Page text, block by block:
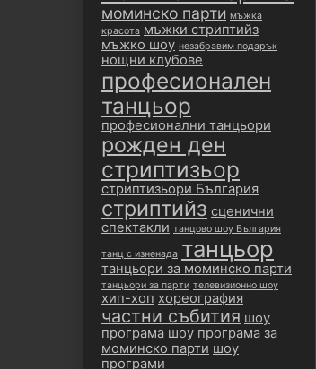
моминско парти мъжка
красота мъжки стриптийз
мъжко шоу незабравим подарък
нощни клубове
професионален
танцьор
професионални танцьори
рожден ден
стриптизьор
стриптизьори България
стриптийз сценични
спектакли танцово шоу България
танц с изненада танцьор
танцьори за моминско парти
танцьори за парти телевизионно шоу
хип-хоп хореография
частни събития шоу
програма шоу програма за
моминско парти шоу
програми